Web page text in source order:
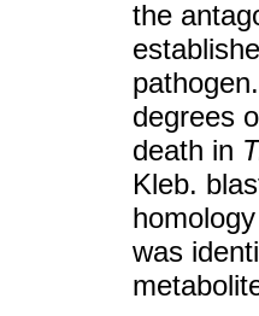
the
degrees
death in
Kleb.
was